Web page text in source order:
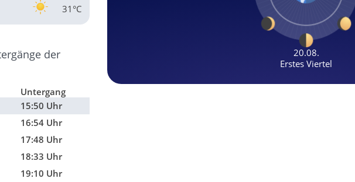
31°C
der
Untergang
15:50 Uhr
16:54 Uhr
17:48 Uhr
18:33 Uhr
19:10 Uhr
20.08.
Erstes Viertel